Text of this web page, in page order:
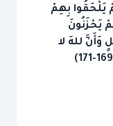
يَلْحَقُوا بِهِمْ
يَحْزَنُونَ
للهَ لا